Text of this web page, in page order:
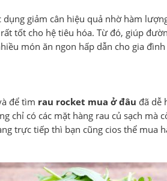
giảm cân hiệu quả nhờ hàm
tốt cho hệ tiêu hóa. Từ đó, giúp
món ăn ngon hấp dẫn cho gia đình
để tìm rau rocket mua ở đâu đã dễ
chỉ có các mặt hàng rau củ sạch mà
trực tiếp thì bạn cũng cios thể mua